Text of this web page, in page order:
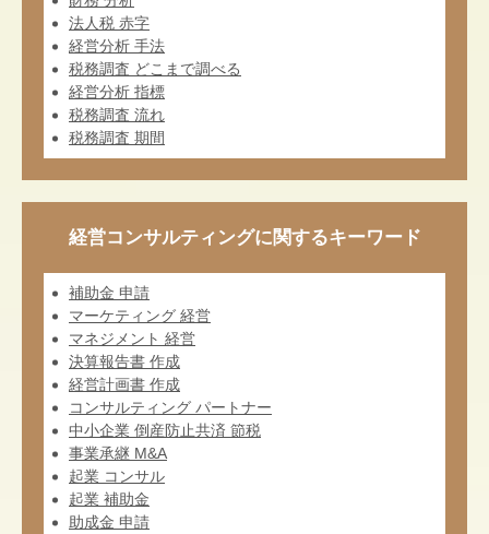
法人税 赤字
経営分析 手法
税務調査 どこまで調べる
経営分析 指標
税務調査 流れ
税務調査 期間
経営コンサルティングに関するキーワード
補助金 申請
マーケティング 経営
マネジメント 経営
決算報告書 作成
経営計画書 作成
コンサルティング パートナー
中小企業 倒産防止共済 節税
事業承継 M&A
起業 コンサル
起業 補助金
助成金 申請